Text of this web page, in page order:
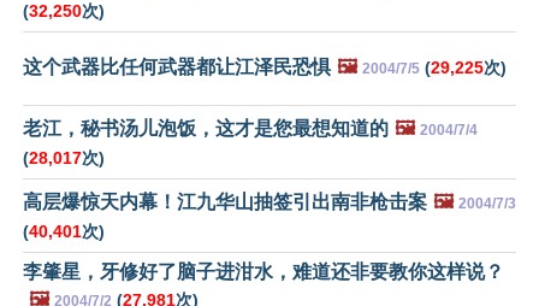
(32,250次)
这个武器比任何武器都让江泽民恐惧 🖼️ 2004/7/5 (29,225次)
老江，秘书汤儿泡饭，这才是您最想知道的 🖼️ 2004/7/4
(28,017次)
高层爆惊天内幕！江九华山抽签引出南非枪击案 🖼️ 2004/7/3
(40,401次)
李肇星，牙修好了脑子进泔水，难道还非要教你这样说？
🖼️ 2004/7/2 (27,981次)